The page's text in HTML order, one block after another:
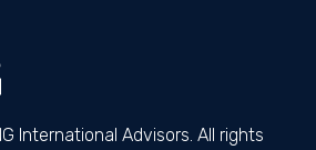
International Advisors. All rights